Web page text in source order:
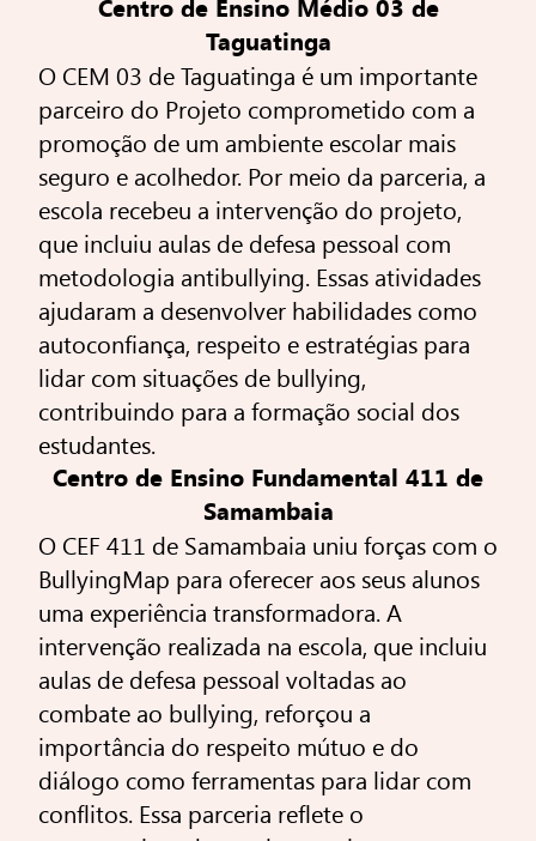
Centro de Ensino Médio 03 de
Taguatinga
O CEM 03 de Taguatinga é um importante
parceiro do Projeto comprometido com a
promoção de um ambiente escolar mais
seguro e acolhedor. Por meio da parceria, a
escola recebeu a intervenção do projeto,
que incluiu aulas de defesa pessoal com
metodologia antibullying. Essas atividades
ajudaram a desenvolver habilidades como
autoconfiança, respeito e estratégias para
lidar com situações de bullying,
contribuindo para a formação social dos
estudantes.
Centro de Ensino Fundamental 411 de
Samambaia
O CEF 411 de Samambaia uniu forças com o
BullyingMap para oferecer aos seus alunos
uma experiência transformadora. A
intervenção realizada na escola, que incluiu
aulas de defesa pessoal voltadas ao
combate ao bullying, reforçou a
importância do respeito mútuo e do
diálogo como ferramentas para lidar com
conflitos. Essa parceria reflete o